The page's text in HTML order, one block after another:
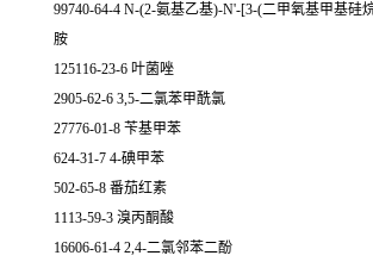
99740-64-4 N-(2-氨基乙基)-N'-[3-(二甲氧基甲基硅
胺
125116-23-6 叶菌唑
2905-62-6 3,5-二氯苯甲酰氯
27776-01-8 苄基甲苯
624-31-7 4-碘甲苯
502-65-8 番茄红素
1113-59-3 溴丙酮酸
16606-61-4 2,4-二氯邻苯二酚